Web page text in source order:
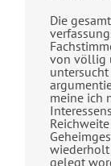
Die
von völlig
meine ich
wiederholt
gelegt